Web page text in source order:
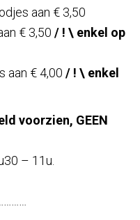
aan € 3,50
€ 3,50 / ! \ enkel op
aan € 4,00 / ! \ enkel
voorzien, GEEN
– 11u.